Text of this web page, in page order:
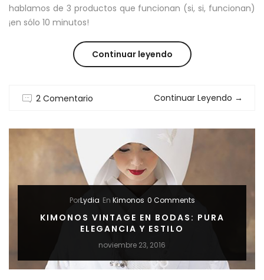
hablamos de 3 productos que funcionan (si, si, funcionan)
¡en sólo 10 minutos!
Continuar leyendo“3
DE
COREANA
QUE
FUNCIONAN
EN
MINUTOS”
2 Comentario Continuar Leyendo →
PorLydia En Kimonos 0 Comments
KIMONOS VINTAGE EN BODAS: PURA
ELEGANCIA Y ESTILO
noviembre 23, 2016